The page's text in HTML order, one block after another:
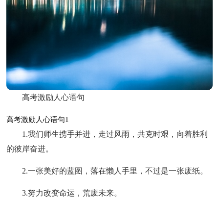
高考激励人心语句
高考激励人心语句1
1.我们师生携手并进，走过风雨，共克时艰，向着胜利
的彼岸奋进。
2.一张美好的蓝图，落在懒人手里，不过是一张废纸。
3.努力改变命运，荒废未来。